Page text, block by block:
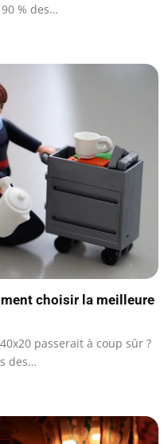
% des…
choisir la meilleure
passerait à coup sûr ?
des…